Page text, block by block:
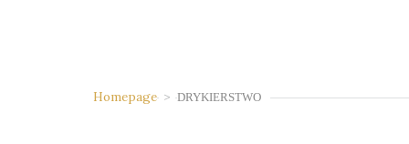
Homepage > DRYKIERSTWO